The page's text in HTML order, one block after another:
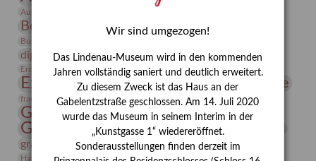
Ausstellung „Vier Winde“
Bernhard August von Lindenau
Burg Posterstein
digitallabor Entartete Kunst
Enteignung
Erdmann Julius Dietrich
Erlebnisportal estrusker Exlibris
Expressionismus Festrede Florenz Fotografie
frauen Frauen in der Antike und heute
Gerhard-Altenbourg-Preis
Gerhard Altenbourg
Gerhard Kurt Müller
grafische sammlung griechische Mythologie
Hanns-Conon von der Gabelentz Heinrich Kirchhoff Heldinnen
Wir sind umgezogen!
Das Lindenau-Museum wird in den kommenden
Jahren vollständig saniert und deutlich erweitert.
Zu diesem Zweck ist das Haus an der
Gabelentzstraße geschlossen. Am 14. Juli 2020
wurde das Museum in seinem Interim in der
„Kunstgasse 1“ wiedereröffnet.
Sonderausstellungen finden derzeit im